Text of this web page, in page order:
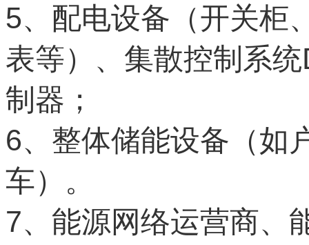
5、配电设备（开关柜
表等）、集散控制系统
制器；
6、整体储能设备（如
车）。
7、能源网络运营商、